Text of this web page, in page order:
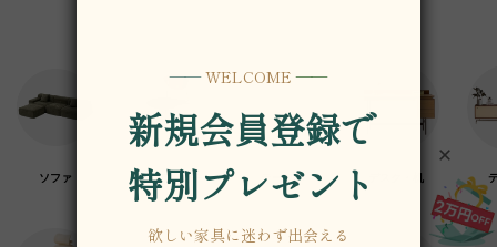
ソファ チェア・椅子 テーブル デスク・机